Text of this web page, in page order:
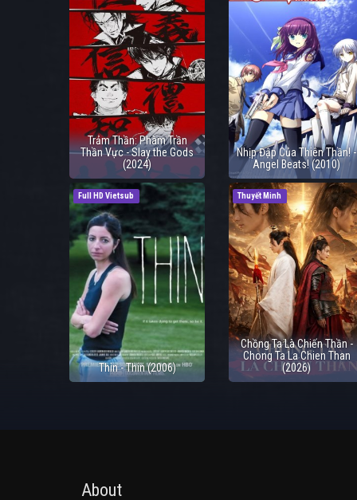
Trảm Thần: Phàm Trần
Thần Vực - Slay the Gods
(2024)
Nhịp Đập Của Thiên Thần! -
Angel Beats! (2010)
Full HD Vietsub
Thin - Thin (2006)
Thuyết Minh
Chồng Ta Là Chiến Thần -
Chong Ta La Chien Than
(2026)
About